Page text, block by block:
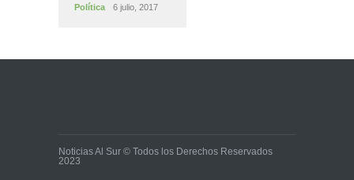
Política 6 julio, 2017
Noticias Al Sur © Todos los Derechos Reservados
2023